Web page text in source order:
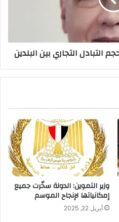
وزير التموين: الدولة سخّرت جميع
إمكانياتها لإنجاح الموسم
أبريل 22, 2025